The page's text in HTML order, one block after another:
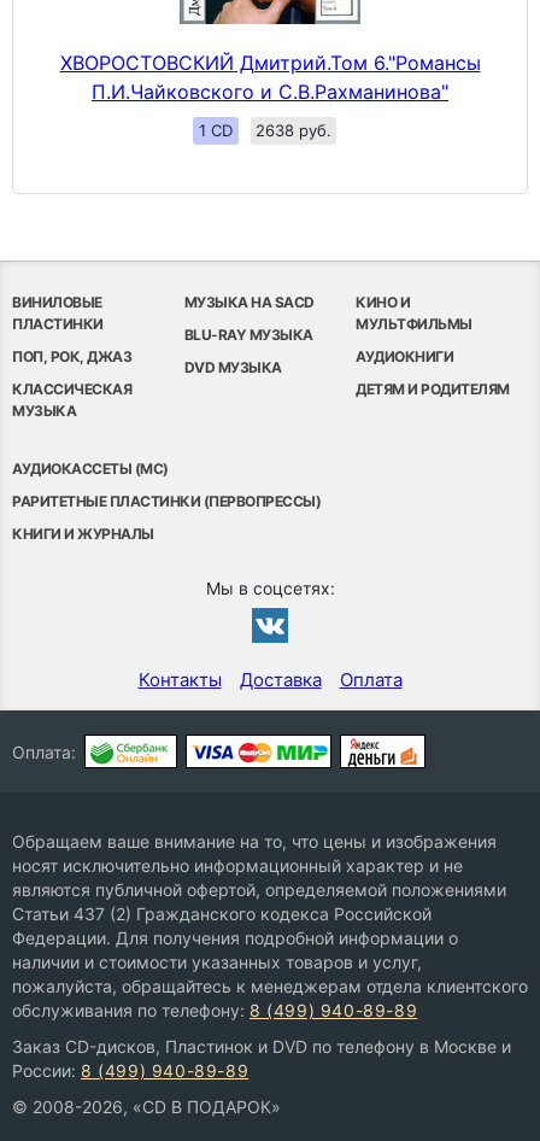
ХВОРОСТОВСКИЙ Дмитрий.Том 6."Романсы
П.И.Чайковского и С.В.Рахманинова"
1 CD 2638 руб.
ВИНИЛОВЫЕ
ПЛАСТИНКИ
ПОП, РОК, ДЖАЗ
КЛАССИЧЕСКАЯ
МУЗЫКА
МУЗЫКА НА SACD
BLU-RAY МУЗЫКА
DVD МУЗЫКА
КИНО И
МУЛЬТФИЛЬМЫ
АУДИОКНИГИ
ДЕТЯМ И РОДИТЕЛЯМ
АУДИОКАССЕТЫ (MC)
РАРИТЕТНЫЕ ПЛАСТИНКИ (ПЕРВОПРЕССЫ)
КНИГИ И ЖУРНАЛЫ
Мы в соцсетях:
Контакты Доставка Оплата
Оплата:
Обращаем ваше внимание на то, что цены и изображения
носят исключительно информационный характер и не
являются публичной офертой, определяемой положениями
Статьи 437 (2) Гражданского кодекса Российской
Федерации. Для получения подробной информации о
наличии и стоимости указанных товаров и услуг,
пожалуйста, обращайтесь к менеджерам отдела клиентского
обслуживания по телефону: 8 (499) 940-89-89
Заказ CD-дисков, Пластинок и DVD по телефону в Москве и
России: 8 (499) 940-89-89
© 2008-2026, «CD В ПОДАРОК»